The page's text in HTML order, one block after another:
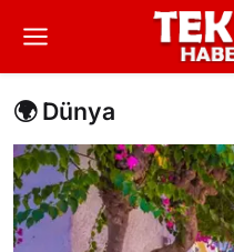
🌍 Dünya